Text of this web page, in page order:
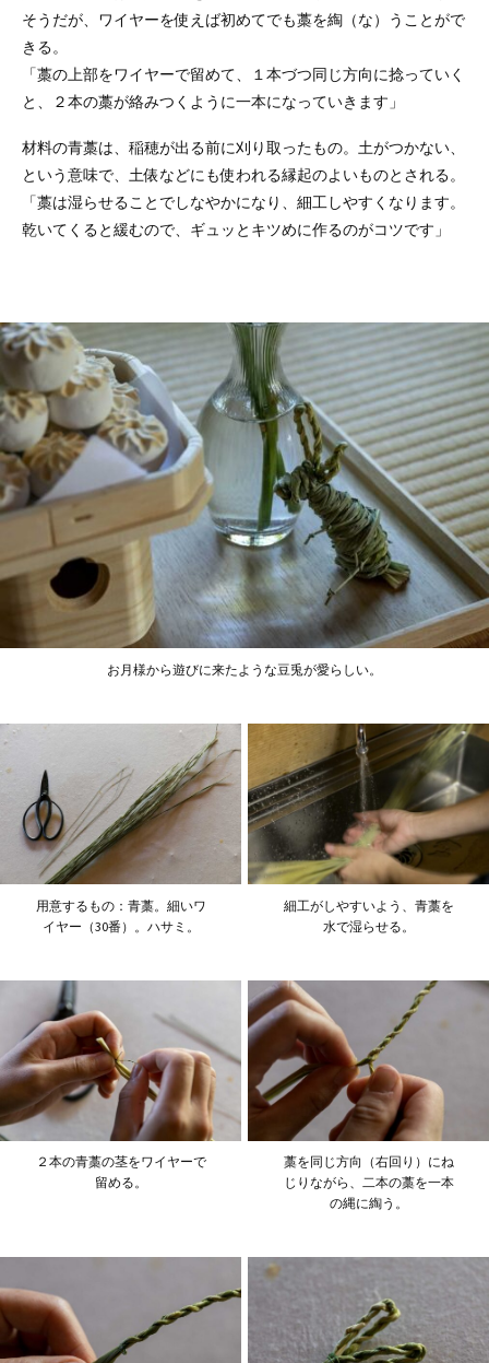
そうだが、ワイヤーを使えば初めてでも藁を綯（な）うことがで
きる。
「藁の上部をワイヤーで留めて、１本づつ同じ方向に捻っていく
と、２本の藁が絡みつくように一本になっていきます」
材料の青藁は、稲穂が出る前に刈り取ったもの。土がつかない、
という意味で、土俵などにも使われる縁起のよいものとされる。
「藁は湿らせることでしなやかになり、細工しやすくなります。
乾いてくると緩むので、ギュッとキツめに作るのがコツです」
お月様から遊びに来たような豆兎が愛らしい。
用意するもの：青藁。細いワ
イヤー（30番）。ハサミ。
細工がしやすいよう、青藁を
水で湿らせる。
２本の青藁の茎をワイヤーで
留める。
藁を同じ方向（右回り）にね
じりながら、二本の藁を一本
の縄に綯う。